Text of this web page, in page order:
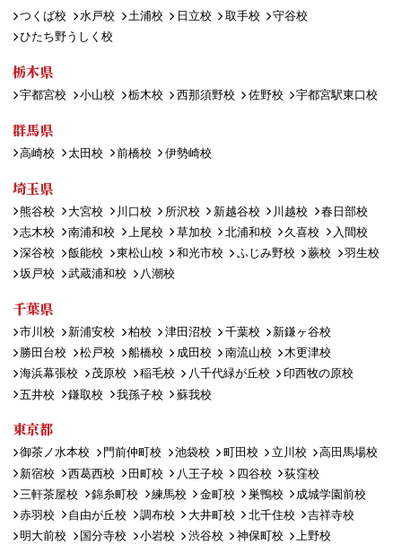
つくば校 水戸校 土浦校 日立校 取手校
守谷校
ひたち野うしく校
栃木県
宇都宮校 小山校 栃木校 西那須野校 佐野校 宇都宮駅東口校
群馬県
高崎校 太田校 前橋校 伊勢崎校
埼玉県
熊谷校 大宮校 川口校 所沢校 新越谷校 川越校
春日部校
志木校
南浦和校 上尾校 草加校 北浦和校 久喜校
入間校
深谷校
飯能校 東松山校 和光市校 ふじみ野校 蕨校
羽生校
坂戸校
武蔵浦和校 八潮校
千葉県
市川校 新浦安校 柏校 津田沼校 千葉校
新鎌ヶ谷校
勝田台校
松戸校 船橋校 成田校 南流山校
木更津校
海浜幕張校
茂原校 稲毛校 八千代緑が丘校
印西牧の原校
五井校
鎌取校 我孫子校 蘇我校
東京都
御茶ノ水本校 門前仲町校 池袋校 町田校 立川校
高田馬場校
新宿校
西葛西校 田町校 八王子校 四谷校
荻窪校
三軒茶屋校
錦糸町校 練馬校 金町校 巣鴨校
成城学園前校
赤羽校
自由が丘校 調布校 大井町校 北千住校
吉祥寺校
明大前校
国分寺校 小岩校 渋谷校 神保町校
上野校